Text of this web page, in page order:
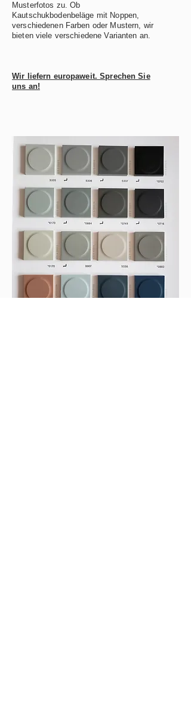
Musterfotos zu. Ob
Kautschukbodenbeläge mit Noppen,
verschiedenen Farben oder Mustern, wir
bieten viele verschiedene Varianten an.
Wir liefern europaweit. Sprechen Sie
uns an!